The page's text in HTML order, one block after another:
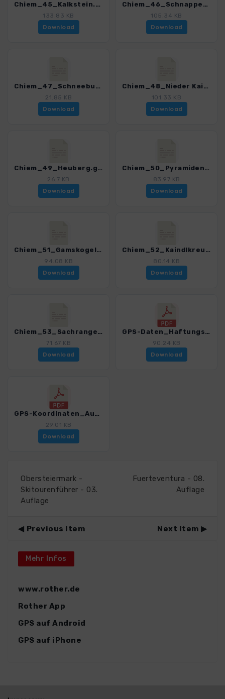
Chiem_45_Kalkstein.gpx
133.83 KB
Download
Chiem_46_Schnappenkreuz.gpx
105.34 KB
Download
Chiem_47_Schneebuehel.gpx
21.85 KB
Download
Chiem_48_Nieder Kaiser.gpx
101.33 KB
Download
Chiem_49_Heuberg.gpx
26.7 KB
Download
Chiem_50_Pyramidenspitze.gpx
83.97 KB
Download
Chiem_51_Gamskogel.gpx
94.08 KB
Download
Chiem_52_Kaindlkreuz.gpx
80.14 KB
Download
Chiem_53_Sachranger Hufeisentour.gpx
71.67 KB
Download
GPS-Daten_Haftungsausschluss-Nutzungsbedingungen_SSF_ChiemgauerAlpen.pdf
90.24 KB
Download
GPS-Koordinaten_Ausgangspunkte_SSF_ChiemgauerAlpen.pdf
29.01 KB
Download
Obersteiermark -
Skitourenführer - 03.
Auflage
Fuerteventura - 08.
Auflage
Previous Item Next Item
Mehr Infos
www.rother.de
Rother App
GPS auf Android
GPS auf iPhone